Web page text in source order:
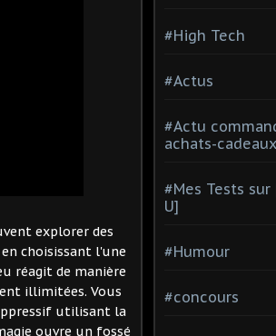
explorer des
choisissant l'une
réagit de manière
illimitées. Vous
utilisant la
ouvre un fossé
#High Tech
#Actus
#Actu
achats-
#Mes Tests sur
U]
#Humour
#concours